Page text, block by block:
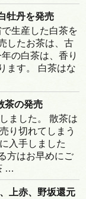
牡丹を発売
生産した白茶を
したお茶は、古
の白茶は、香り
ます。 白茶はな
茶の発売
ました。 散茶は
り切れてしまう
入手しました
方はお早めにご
…
上赤、野坂還元